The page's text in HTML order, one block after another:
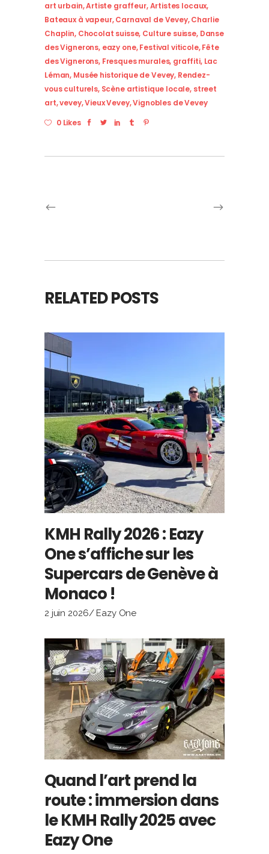
art urbain,Artiste graffeur,Artistes locaux,
Bateaux à vapeur,Carnaval de Vevey,Charlie
Chaplin, Chocolat suisse, Culture suisse, Danse
des Vignerons, eazy one,Festival viticole,Fête
des Vignerons, Fresques murales, graffiti, Lac
Léman, Musée historique de Vevey, Rendez-
vous culturels, Scène artistique locale, street
art,vevey,Vieux Vevey,Vignobles de Vevey
0 Likes
RELATED POSTS
KMH Rally 2026 : Eazy
One s’affiche sur les
Supercars de Genève à
Monaco !
2 juin 2026 Eazy One
Quand l’art prend la
route : immersion dans
le KMH Rally 2025 avec
Eazy One